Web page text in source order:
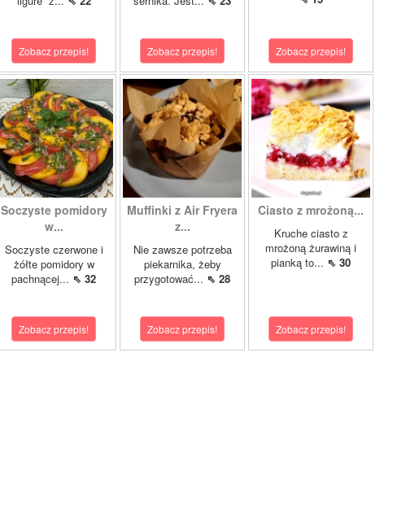
Zobacz przepis! Zobacz przepis! Zobacz przepis!
Soczyste pomidory
w...
Soczyste czerwone i
żółte pomidory w
pachnącej... ⇖ 32
Zobacz przepis!
Muffinki z Air Fryera
z...
Nie zawsze potrzeba
piekarnika, żeby
przygotować... ⇖ 28
Zobacz przepis!
Ciasto z mrożoną...
Kruche ciasto z
mrożoną żurawiną i
pianką to... ⇖ 30
Zobacz przepis!